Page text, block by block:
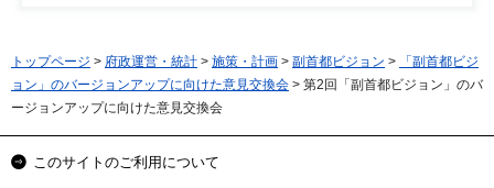
トップページ > 府政運営・統計 > 施策・計画 > 副首都ビジョン >
「副首都ビジ
ョン」のバージョンアップに向けた意見交換会 > 第2回「副首都ビジョン」のバ
ージョンアップに向けた意見交換会
このサイトのご利用について